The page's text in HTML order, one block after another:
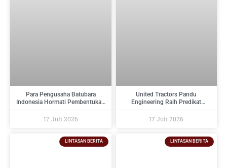
Para Pengusaha Batubara
Indonesia Hormati Pembentukan
Indonesia Dan Berikan Saran
17 Juli 2026
United Tractors Pandu
Engineering Raih Predikat
Regulatory Compliance Awards
17 Juli 2026
LINTASAN BERITA LINTASAN BERITA